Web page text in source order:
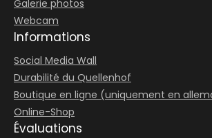
Galerie photos
Webcam
Informations
Social Media Wall
Durabilité du Quellenhof
Boutique en ligne (uniquement en
Online-Shop
Évaluations